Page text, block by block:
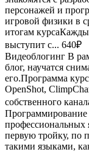
персонажей и
игровой физики в
итогам
выступит с... 640₽
Видеоблогинг В
блог, научатся
его.Программа
OpenShot,
собственного
Программирование
профессиональных
первую тройку, по
такими языками,